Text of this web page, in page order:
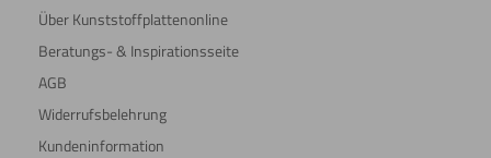
Über Kunststoffplattenonline
Beratungs- & Inspirationsseite
AGB
Widerrufsbelehrung
Kundeninformation